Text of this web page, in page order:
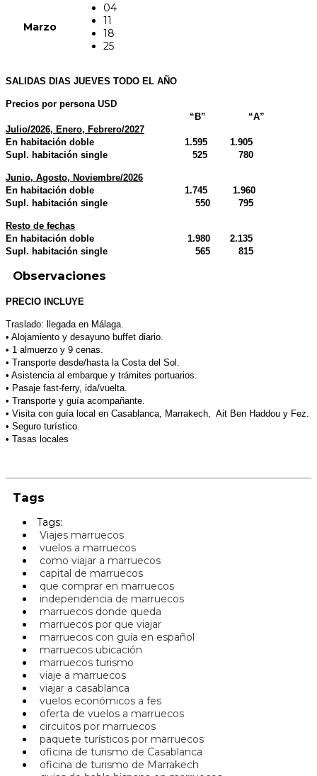
Marzo
04
11
18
25
SALIDAS DIAS JUEVES TODO EL AÑO
Precios por persona USD
“B” “A”
Julio/2026, Enero, Febrero/2027
En habitación doble 1.595 1.905
Supl. habitación single 525 780
Junio, Agosto, Noviembre/2026
En habitación doble 1.745 1.960
Supl. habitación single 550 795
Resto de fechas
En habitación doble 1.980 2.135
Supl. habitación single 565 815
Observaciones
PRECIO INCLUYE
Traslado: llegada en Málaga.
• Alojamiento y desayuno buffet diario.
• 1 almuerzo y 9 cenas.
• Transporte desde/hasta la Costa del Sol.
• Asistencia al embarque y trámites portuarios.
• Pasaje fast-ferry, ida/vuelta.
• Transporte y guía acompañante.
• Visita con guía local en Casablanca, Marrakech, Ait Ben Haddou y Fez.
• Seguro turístico.
• Tasas locales
Tags
Tags:
Viajes marruecos
vuelos a marruecos
como viajar a marruecos
capital de marruecos
que comprar en marruecos
independencia de marruecos
marruecos donde queda
marruecos por que viajar
marruecos con guía en español
marruecos ubicación
marruecos turismo
viaje a marruecos
viajar a casablanca
vuelos económicos a fes
oferta de vuelos a marruecos
circuitos por marruecos
paquete turísticos por marruecos
oficina de turismo de Casablanca
oficina de turismo de Marrakech